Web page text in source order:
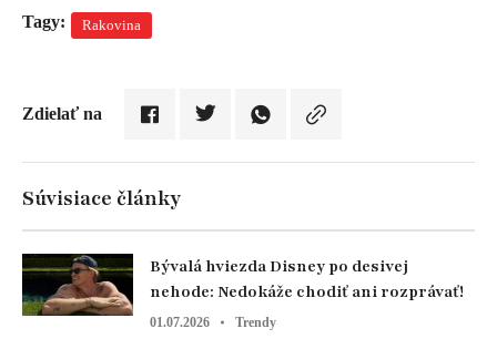
Tagy: Rakovina
Zdielať na
Súvisiace články
Bývalá hviezda Disney po desivej
nehode: Nedokáže chodiť ani rozprávať!
01.07.2026 Trendy